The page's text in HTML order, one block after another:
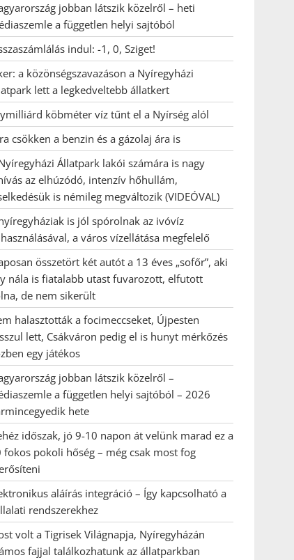
jobban látszik közelről – heti
a független helyi sajtóból
indul: -1, 0, Sziget!
a közönségszavazáson a Nyíregyházi
lett a legkedveltebb állatkert
köbméter víz tűnt el a Nyírség alól
csökken a benzin és a gázolaj ára is
Állatpark lakói számára is nagy
az elhúzódó, intenzív hőhullám,
is némileg megváltozik (VIDEÓVAL)
is jól spórolnak az ivóvíz
a város vízellátása megfelelő
összetört két autót a 13 éves „sofőr”, aki
nála is fiatalabb utast fuvarozott, elfutott
de nem sikerült
halasztották a focimeccseket, Újpesten
lett, Csákváron pedig el is hunyt mérkőzés
egy játékos
jobban látszik közelről –
a független helyi sajtóból – 2026
hete
időszak, jó 9-10 napon át velünk marad ez a
fokos pokoli hőség – még csak most fog
aláírás integráció – Így kapcsolható a
rendszerekhez
volt a Tigrisek Világnapja, Nyíregyházán
fajjal találkozhatunk az állatparkban